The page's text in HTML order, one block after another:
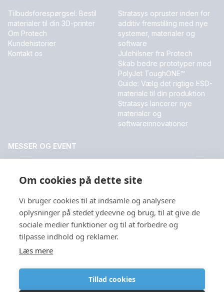
Om cookies på dette site
Vi bruger cookies til at indsamle og analysere
oplysninger på stedet ydeevne og brug, til at give de
sociale medier funktioner og til at forbedre og
tilpasse indhold og reklamer.
Læs mere
Tillad cookies
Tilbudsforespørgsel: Bestil
materialer til din 3D-printer
Om Protech
Kundehistorier
Kontakt os
Stratasys opruster inden for
additiv fremstilling med nye
systemer, materialer og
software
Julehilsner fra Protech
Skab bedre prototyper med
PolyJet ToughONE™
Guide: Vælg det rigtige ESD-
materiale til din produktion
Stratasys lancerer nye
materialer og
softwareinnovationer
MESSER OG EVENT
Copyright © 2026